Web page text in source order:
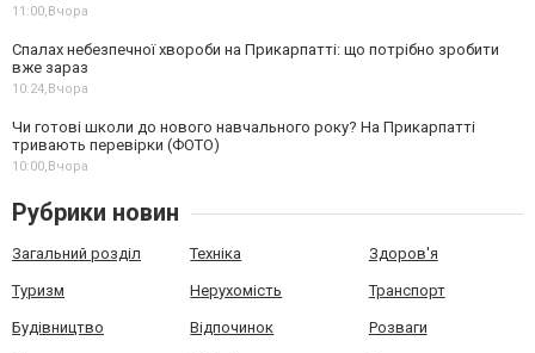
11:00, Вчора
Спалах небезпечної хвороби на Прикарпатті: що потрібно зробити
вже зараз
10:24, Вчора
Чи готові школи до нового навчального року? На Прикарпатті
тривають перевірки (ФОТО)
10:00, Вчора
Рубрики новин
Загальний розділ Техніка Здоров'я
Туризм Нерухомість Транспорт
Будівництво Відпочинок Розваги